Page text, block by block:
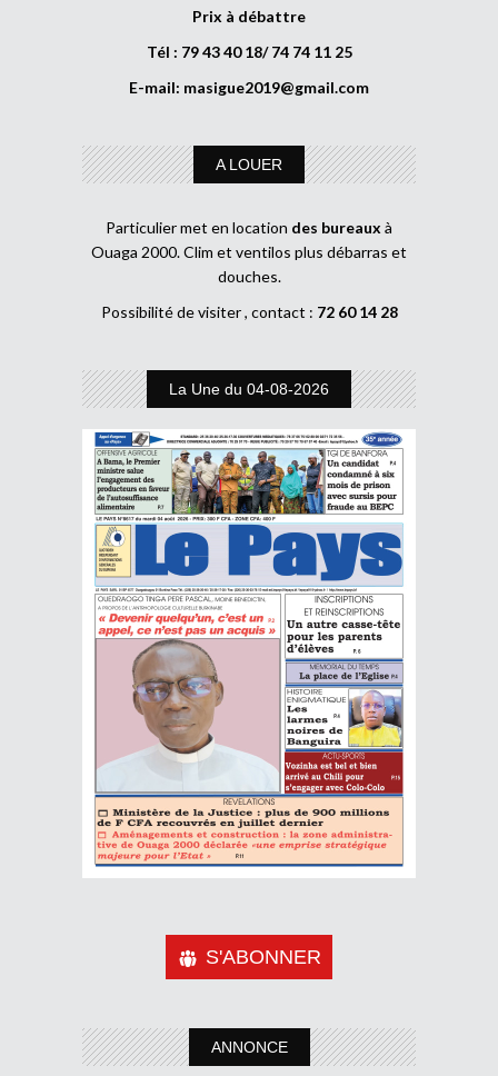
Prix à débattre
Tél : 79 43 40 18/ 74 74 11 25
E-mail: masigue2019@gmail.com
A LOUER
Particulier met en location des bureaux à
Ouaga 2000. Clim et ventilos plus débarras et
douches.
Possibilité de visiter , contact : 72 60 14 28
La Une du 04-08-2026
S'ABONNER
ANNONCE